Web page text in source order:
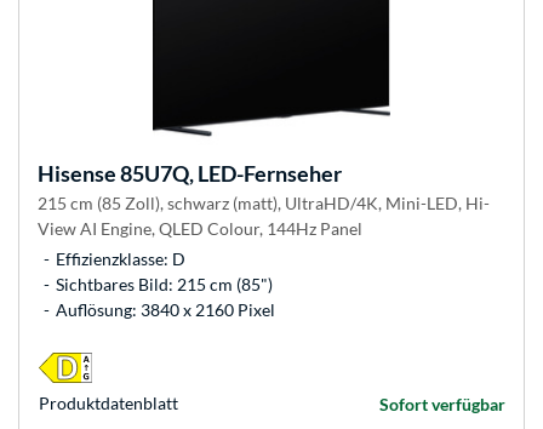
Hisense85U7Q, LED-Fernseher
215 cm (85 Zoll), schwarz (matt), UltraHD/4K, Mini-LED, Hi-
View AI Engine, QLED Colour, 144Hz Panel
Effizienzklasse: D
Sichtbares Bild: 215 cm (85")
Auflösung: 3840 x 2160 Pixel
Sofort verfügbar
Produkt­datenblatt